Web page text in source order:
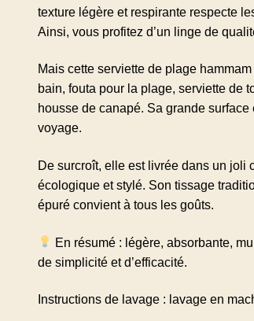
texture légère et respirante respecte
Ainsi, vous profitez d’un linge de
Mais cette serviette de plage
bain, fouta pour la plage, serviette de
housse de canapé. Sa grande
voyage.
De surcroît, elle est livrée dans un joli
écologique et stylé. Son tissage
épuré convient à tous les goûts.
En résumé : légère, absorbante,
de simplicité et d’efficacité.
Instructions de lavage : lavage en